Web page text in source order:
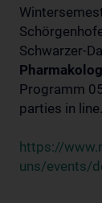
Schwarzer-
Programm
parties in
https://
uns/events/